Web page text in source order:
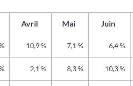
Avril Mai Juin
-10,9 % -7,1 % -6,4 %
-2,1 % 8,3 % -10,3 %